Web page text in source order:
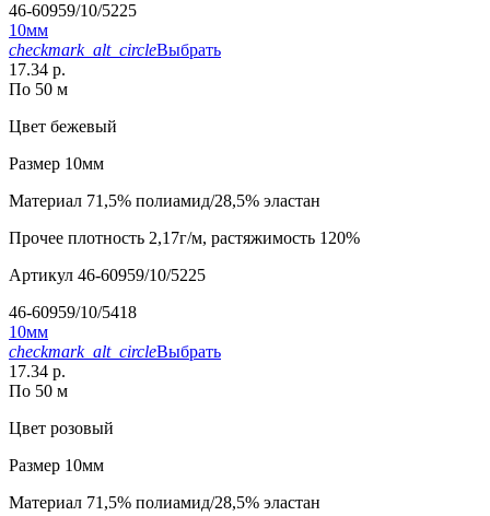
46-60959/10/5225
10мм
checkmark_alt_circleВыбрать
17.34 р.
По 50 м
Цвет бежевый
Размер 10мм
Материал 71,5% полиамид/28,5% эластан
Прочее плотность 2,17г/м, растяжимость 120%
Артикул 46-60959/10/5225
46-60959/10/5418
10мм
checkmark_alt_circleВыбрать
17.34 р.
По 50 м
Цвет розовый
Размер 10мм
Материал 71,5% полиамид/28,5% эластан